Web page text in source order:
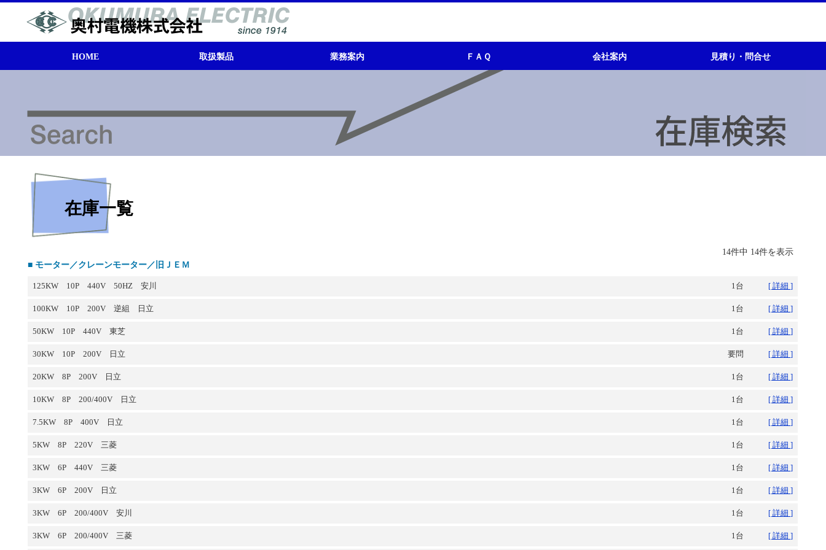
HOME 取扱製品 業務案内 ＦＡＱ
モーター編
トランス編
キュービクル編
電源機器編
会社案内 見積り・問合せ
在庫一覧
14件中 14件を表示
■ モーター／クレーンモーター／旧ＪＥＭ
125KW 10P 440V 50HZ 安川 1台 [ 詳細 ]
100KW 10P 200V 逆組 日立 1台 [ 詳細 ]
50KW 10P 440V 東芝 1台 [ 詳細 ]
30KW 10P 200V 日立 要問 [ 詳細 ]
20KW 8P 200V 日立 1台 [ 詳細 ]
10KW 8P 200/400V 日立 1台 [ 詳細 ]
7.5KW 8P 400V 日立 1台 [ 詳細 ]
5KW 8P 220V 三菱 1台 [ 詳細 ]
3KW 6P 440V 三菱 1台 [ 詳細 ]
3KW 6P 200V 日立 1台 [ 詳細 ]
3KW 6P 200/400V 安川 1台 [ 詳細 ]
3KW 6P 200/400V 三菱 1台 [ 詳細 ]